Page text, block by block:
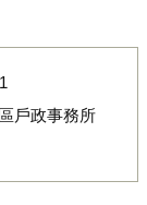
戶政事務所